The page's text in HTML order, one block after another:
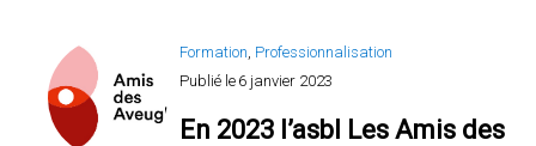
Formation, Professionnalisation
Publié le 6 janvier 2023
En 2023 l’asbl Les Amis des